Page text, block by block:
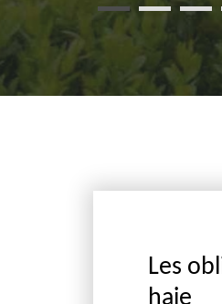
Les
haie